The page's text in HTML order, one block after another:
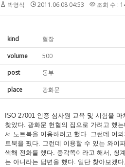
박영식 2011.06.08 04:53 조회 수 :
kind 혈장
volume
500
post
동부
place 광화문
ISO 27001 인증 심사원 교육 및 시험을
찾았다. 광화문 헌혈의 집으로 가려고 했
서 노트북을 이용하려고 했다. 그런데 여
트북을 폈다. 그런데 이용할 수 있는 와이
색해 전화를 했다. 종각쪽이라고 해서, 청
는 아니라는 답변을 했다. 일단 찾아보겠